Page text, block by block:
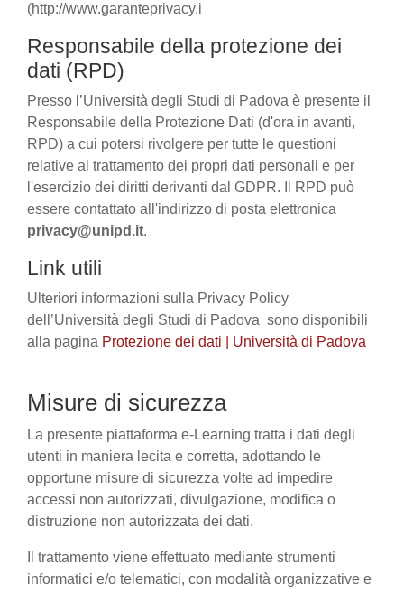
(http://www.garanteprivacy.i
Responsabile della protezione dei
dati (RPD)
Presso l’Università degli Studi di Padova è presente il
Responsabile della Protezione Dati (d'ora in avanti,
RPD) a cui potersi rivolgere per tutte le questioni
relative al trattamento dei propri dati personali e per
l'esercizio dei diritti derivanti dal GDPR. Il RPD può
essere contattato all'indirizzo di posta elettronica
privacy@unipd.it.
Link utili
Ulteriori informazioni sulla Privacy Policy
dell’Università degli Studi di Padova sono disponibili
alla pagina Protezione dei dati | Università di Padova
Misure di sicurezza
La presente piattaforma e-Learning tratta i dati degli
utenti in maniera lecita e corretta, adottando le
opportune misure di sicurezza volte ad impedire
accessi non autorizzati, divulgazione, modifica o
distruzione non autorizzata dei dati.
Il trattamento viene effettuato mediante strumenti
informatici e/o telematici, con modalità organizzative e